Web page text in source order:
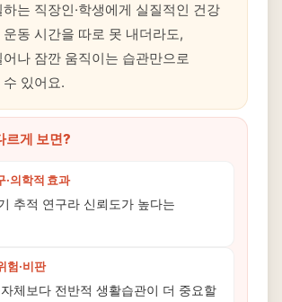
는 직장인·학생에게 실질적인 건강
동 시간을 따로 못 내더라도,
나 잠깐 움직이는 습관만으로
있어요.
르게 보면?
·의학적 효과
추적 연구라 신뢰도가 높다는
험·비판
체보다 전반적 생활습관이 더 중요할